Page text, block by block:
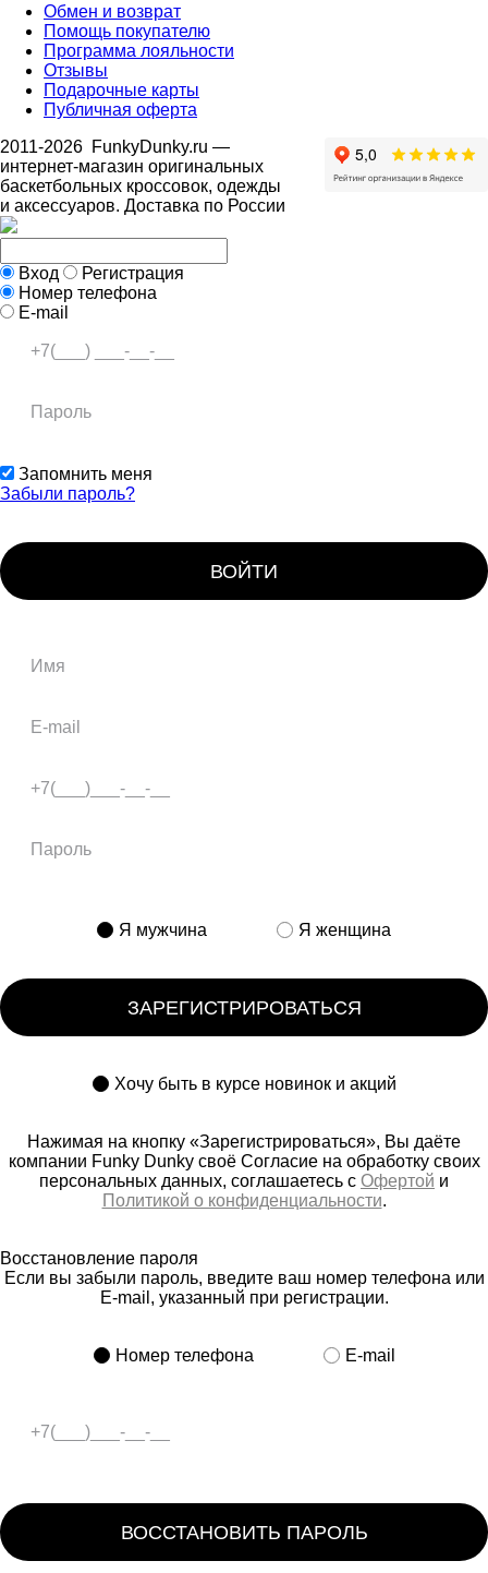
Обмен и возврат
Помощь покупателю
Программа лояльности
Отзывы
Подарочные карты
Публичная оферта
2011-2026 FunkyDunky.ru —
интернет-магазин оригинальных
баскетбольных кроссовок, одежды
и аксессуаров. Доставка по России
Вход
Регистрация
Номер телефона
E-mail
Запомнить меня
Забыли пароль?
ВОЙТИ
Я мужчина Я женщина
ЗАРЕГИСТРИРОВАТЬСЯ
Хочу быть в курсе новинок и акций
Нажимая на кнопку «Зарегистрироваться», Вы даёте
компании Funky Dunky своё Согласие на обработку своих
персональных данных, соглашаетесь с Офертой и
Политикой о конфиденциальности.
Восстановление пароля
Если вы забыли пароль, введите ваш номер телефона или
E-mail, указанный при регистрации.
Номер телефона E-mail
ВОССТАНОВИТЬ ПАРОЛЬ